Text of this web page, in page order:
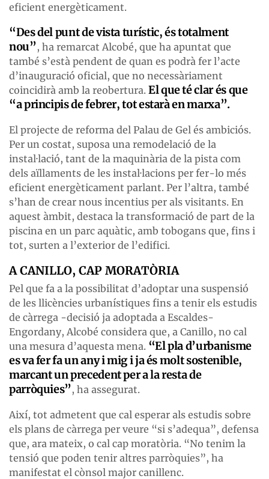
eficient energèticament.
“Des del punt de vista turístic, és totalment
nou”, ha remarcat Alcobé, que ha apuntat que
també s’està pendent de quan es podrà fer l’acte
d’inauguració oficial, que no necessàriament
coincidirà amb la reobertura. El que té clar és que
“a principis de febrer, tot estarà en marxa”.
El projecte de reforma del Palau de Gel és ambiciós.
Per un costat, suposa una remodelació de la
instal·lació, tant de la maquinària de la pista com
dels aïllaments de les instal·lacions per fer-lo més
eficient energèticament parlant. Per l’altra, també
s’han de crear nous incentius per als visitants. En
aquest àmbit, destaca la transformació de part de la
piscina en un parc aquàtic, amb tobogans que, fins i
tot, surten a l’exterior de l’edifici.
A CANILLO, CAP MORATÒRIA
Pel que fa a la possibilitat d’adoptar una suspensió
de les llicències urbanístiques fins a tenir els estudis
de càrrega -decisió ja adoptada a Escaldes-
Engordany, Alcobé considera que, a Canillo, no cal
una mesura d’aquesta mena. “El pla d’urbanisme
es va fer fa un any i mig i ja és molt sostenible,
marcant un precedent per a la resta de
parròquies”, ha assegurat.
Així, tot admetent que cal esperar als estudis sobre
els plans de càrrega per veure “si s’adequa”, defensa
que, ara mateix, o cal cap moratòria. “No tenim la
tensió que poden tenir altres parròquies”, ha
manifestat el cònsol major canillenc.